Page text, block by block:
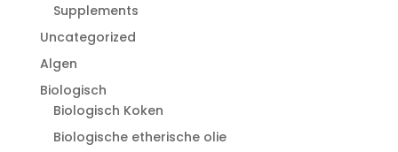
Supplements
Uncategorized
Algen
Biologisch
Biologisch Koken
Biologische etherische olie